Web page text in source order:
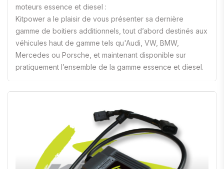
moteurs essence et diesel :
Kitpower a le plaisir de vous présenter sa dernière
gamme de boitiers additionnels, tout d’abord destinés aux
véhicules haut de gamme tels qu'Audi, VW, BMW,
Mercedes ou Porsche, et maintenant disponible sur
pratiquement l’ensemble de la gamme essence et diesel.